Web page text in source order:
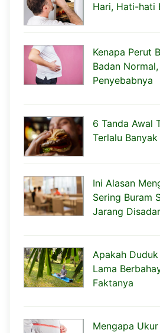
Hari, Hati-hati
Kenapa Perut
Badan
Penyebabnya
6 Tanda Awal
Terlalu
Ini Alasan
Sering Buram
Jarang
Apakah
Lama
Faktanya
Mengapa